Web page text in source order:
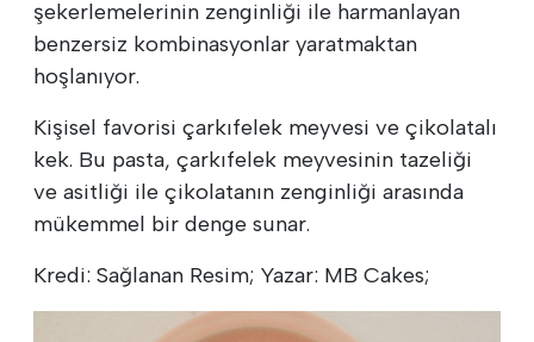
şekerlemelerinin zenginliği ile harmanlayan
benzersiz kombinasyonlar yaratmaktan
hoşlanıyor.
Kişisel favorisi çarkıfelek meyvesi ve çikolatalı
kek. Bu pasta, çarkıfelek meyvesinin tazeliği
ve asitliği ile çikolatanın zenginliği arasında
mükemmel bir denge sunar.
Kredi: Sağlanan Resim; Yazar: MB Cakes;